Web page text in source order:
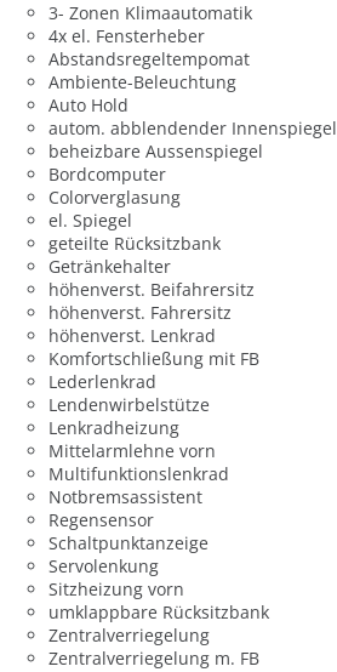
3- Zonen Klimaautomatik
4x el. Fensterheber
Abstandsregeltempomat
Ambiente-Beleuchtung
Auto Hold
autom. abblendender Innenspiegel
beheizbare Aussenspiegel
Bordcomputer
Colorverglasung
el. Spiegel
geteilte Rücksitzbank
Getränkehalter
höhenverst. Beifahrersitz
höhenverst. Fahrersitz
höhenverst. Lenkrad
Komfortschließung mit FB
Lederlenkrad
Lendenwirbelstütze
Lenkradheizung
Mittelarmlehne vorn
Multifunktionslenkrad
Notbremsassistent
Regensensor
Schaltpunktanzeige
Servolenkung
Sitzheizung vorn
umklappbare Rücksitzbank
Zentralverriegelung
Zentralverriegelung m. FB